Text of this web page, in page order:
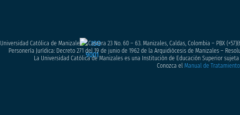
Universidad Católica de Manizales – Carrera 23 No. 60 – 63. Manizales, Caldas, Colombia – PBX (+57)
Personería Jurídica: Decreto 271 del 19 de junio de 1962 de la Arquidiócesis de Manizales –
La Universidad Católica de Manizales es una Institución de Educación Superior
Conozca el Manual de